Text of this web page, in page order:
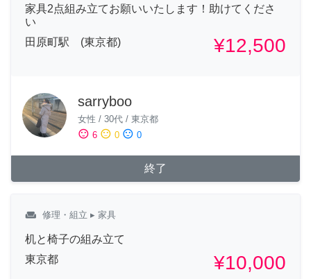
家具2点組み立てお願いいたします！助けてくださ
い
田原町駅 (東京都)
¥12,500
sarryboo
女性 / 30代 / 東京都
sentiment_satisfied 6 sentiment_neutral 0 sentiment_dissatisfied 0
終了
weekend 修理・組立 ▸ 家具
机と椅子の組み立て
東京都
¥10,000